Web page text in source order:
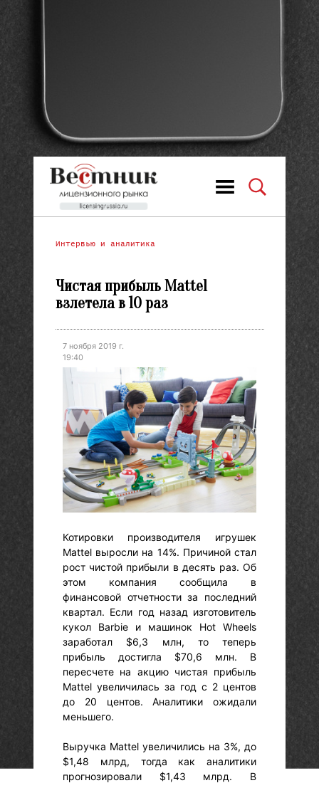
Интервью и аналитика
Чистая прибыль Mattel
взлетела в 10 раз
7 ноября 2019 г.
19:40
Котировки производителя игрушек
Mattel выросли на 14%. Причиной стал
рост чистой прибыли в десять раз. Об
этом компания сообщила в
финансовой отчетности за последний
квартал. Если год назад изготовитель
кукол Barbie и машинок Hot Wheels
заработал $6,3 млн, то теперь
прибыль достигла $70,6 млн. В
пересчете на акцию чистая прибыль
Mattel увеличилась за год с 2 центов
до 20 центов. Аналитики ожидали
меньшего.
Выручка Mattel увеличились на 3%, до
$1,48 млрд, тогда как аналитики
прогнозировали $1,43 млрд. В